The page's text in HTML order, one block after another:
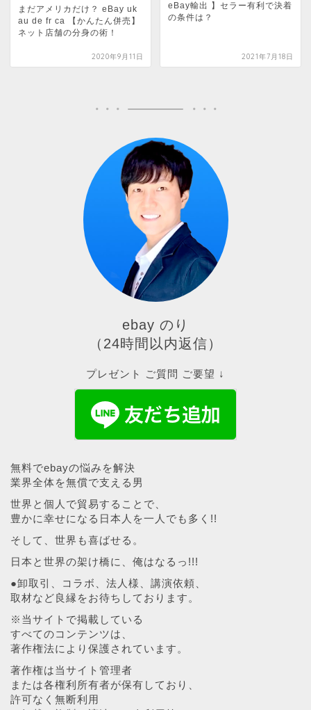
まだアメリカだけ？ eBay uk
au de fr ca 【かんたん併売】
ネット店舗の分身の術！
2020年9月11日
eBay輸出 】セラー有利で決着
の条件は？
2021年7月18日
ebay のり
（24時間以内返信）
プレゼント ご質問 ご要望 ↓
無料でebayの悩みを解決
業界全体を無償で支える男
世界と個人で貿易することで、
豊かに幸せになる日本人を一人でも多く!!
そして、世界も喜ばせる。
日本と世界の架け橋に、俺はなるっ!!!
●卸取引、コラボ、法人様、講演依頼、
取材など良縁をお待ちしております。
※当サイトで掲載している
すべてのコンテンツは、
著作権法により保護されています。
著作権は当サイト管理者
または各権利所有者が保有しており、
許可なく無断利用